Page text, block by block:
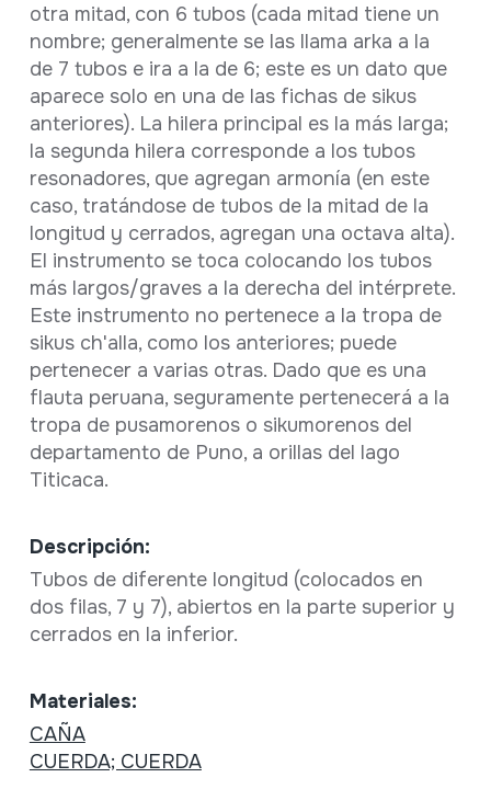
otra mitad, con 6 tubos (cada mitad tiene un
nombre; generalmente se las llama arka a la
de 7 tubos e ira a la de 6; este es un dato que
aparece solo en una de las fichas de sikus
anteriores). La hilera principal es la más larga;
la segunda hilera corresponde a los tubos
resonadores, que agregan armonía (en este
caso, tratándose de tubos de la mitad de la
longitud y cerrados, agregan una octava alta).
El instrumento se toca colocando los tubos
más largos/graves a la derecha del intérprete.
Este instrumento no pertenece a la tropa de
sikus ch'alla, como los anteriores; puede
pertenecer a varias otras. Dado que es una
flauta peruana, seguramente pertenecerá a la
tropa de pusamorenos o sikumorenos del
departamento de Puno, a orillas del lago
Titicaca.
Descripción:
Tubos de diferente longitud (colocados en
dos filas, 7 y 7), abiertos en la parte superior y
cerrados en la inferior.
Materiales:
CAÑA
CUERDA; CUERDA